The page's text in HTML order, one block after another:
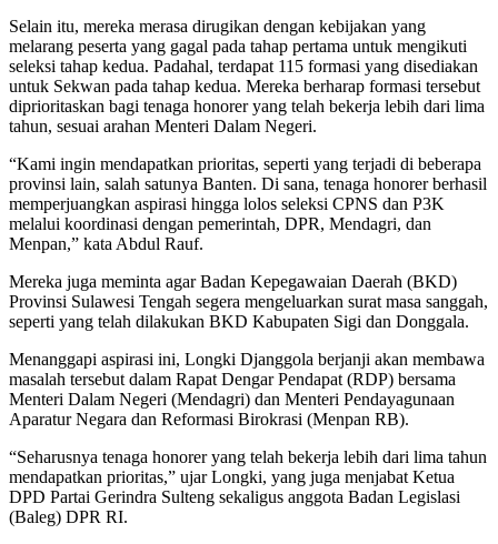
Selain itu, mereka merasa dirugikan dengan kebijakan yang
melarang peserta yang gagal pada tahap pertama untuk mengikuti
seleksi tahap kedua. Padahal, terdapat 115 formasi yang disediakan
untuk Sekwan pada tahap kedua. Mereka berharap formasi tersebut
diprioritaskan bagi tenaga honorer yang telah bekerja lebih dari lima
tahun, sesuai arahan Menteri Dalam Negeri.
“Kami ingin mendapatkan prioritas, seperti yang terjadi di beberapa
provinsi lain, salah satunya Banten. Di sana, tenaga honorer berhasil
memperjuangkan aspirasi hingga lolos seleksi CPNS dan P3K
melalui koordinasi dengan pemerintah, DPR, Mendagri, dan
Menpan,” kata Abdul Rauf.
Mereka juga meminta agar Badan Kepegawaian Daerah (BKD)
Provinsi Sulawesi Tengah segera mengeluarkan surat masa sanggah,
seperti yang telah dilakukan BKD Kabupaten Sigi dan Donggala.
Menanggapi aspirasi ini, Longki Djanggola berjanji akan membawa
masalah tersebut dalam Rapat Dengar Pendapat (RDP) bersama
Menteri Dalam Negeri (Mendagri) dan Menteri Pendayagunaan
Aparatur Negara dan Reformasi Birokrasi (Menpan RB).
“Seharusnya tenaga honorer yang telah bekerja lebih dari lima tahun
mendapatkan prioritas,” ujar Longki, yang juga menjabat Ketua
DPD Partai Gerindra Sulteng sekaligus anggota Badan Legislasi
(Baleg) DPR RI.